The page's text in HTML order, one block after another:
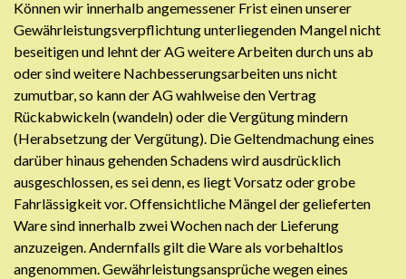
Können wir innerhalb angemessener Frist einen unserer
Gewährleistungsverpflichtung unterliegenden Mangel nicht
beseitigen und lehnt der AG weitere Arbeiten durch uns ab
oder sind weitere Nachbesserungsarbeiten uns nicht
zumutbar, so kann der AG wahlweise den Vertrag
Rückabwickeln (wandeln) oder die Vergütung mindern
(Herabsetzung der Vergütung). Die Geltendmachung eines
darüber hinaus gehenden Schadens wird ausdrücklich
ausgeschlossen, es sei denn, es liegt Vorsatz oder grobe
Fahrlässigkeit vor. Offensichtliche Mängel der gelieferten
Ware sind innerhalb zwei Wochen nach der Lieferung
anzuzeigen. Andernfalls gilt die Ware als vorbehaltlos
angenommen. Gewährleistungsansprüche wegen eines